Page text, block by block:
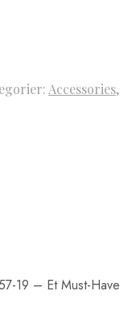
Accessories,
19 – Et Must-Have